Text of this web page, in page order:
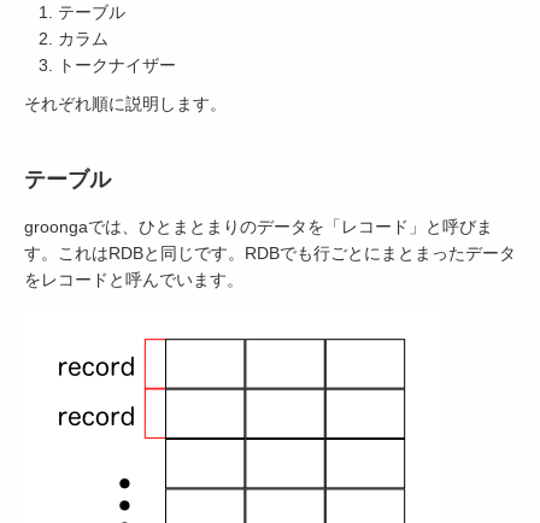
テーブル
カラム
トークナイザー
それぞれ順に説明します。
テーブル
groongaでは、ひとまとまりのデータを「レコード」と呼びま
す。これはRDBと同じです。RDBでも行ごとにまとまったデータ
をレコードと呼んでいます。